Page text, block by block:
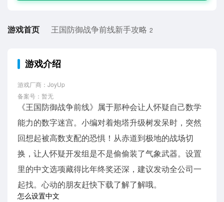
游戏首页 王国防御战争前线新手攻略 2
游戏介绍
游戏厂商：JoyUp
备案号：暂无
《王国防御战争前线》属于那种会让人怀疑自己数学
能力的数字迷宫。小编对着炮塔升级树发呆时，突然
回想起被高数支配的恐惧！从赤道到极地的战场切
换，让人怀疑开发组是不是偷偷装了气象武器。设置
里的中文选项藏得比年终奖还深，建议发动全公司一
起找。心动的朋友赶快下载了解了解哦。
怎么设置中文